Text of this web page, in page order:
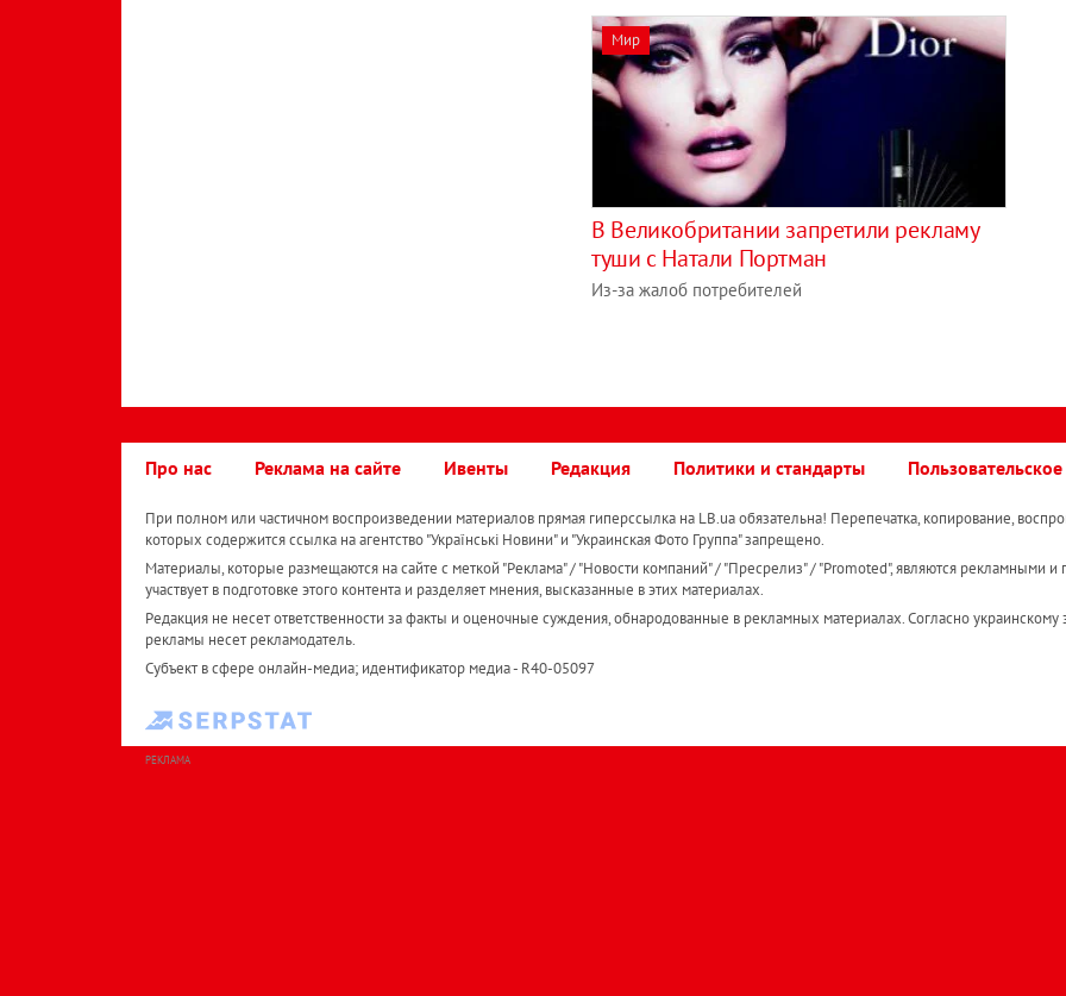
Мир
В Великобритании запретили рекламу
туши с Натали Портман
Из-за жалоб потребителей
Про нас Реклама на сайте Ивенты Редакция Политики и стандарты
При полном или частичном воспроизведении материалов прямая гиперссылка на LB.ua обязательна! Перепечатка, копирование,
которых содержится ссылка на агентство "Українськi Новини" и "Украинская Фото Группа" запрещено.
Материалы, которые размещаются на сайте с меткой "Реклама" / "Новости компаний" / "Пресрелиз" / "Promoted", являются рекламными и
участвует в подготовке этого контента и разделяет мнения, высказанные в этих материалах.
Редакция не несет ответственности за факты и оценочные суждения, обнародованные в рекламных материалах. Согласно украинскому
рекламы несет рекламодатель.
Субъект в сфере онлайн-медиа; идентификатор медиа - R40-05097
РЕКЛАМА